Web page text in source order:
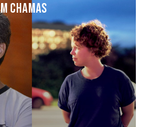
Chamas